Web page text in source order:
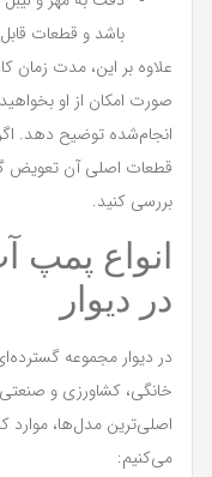
باشد و قطعات
علاوه بر این، مدت زمان
صورت امکان از او
انجام‌شده توضیح دهد.
قطعات اصلی آن تعویض
بررسی کنید.
انواع
در دیوار
در دیوار مجموعه
خانگی، کشاورزی و
اصلی‌ترین مدل‌ها، موارد
می‌کنیم: